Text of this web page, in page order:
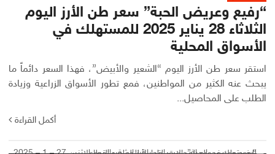
“رفيع وعريض الحبة” سعر طن الأرز اليوم
الثلاثاء 28 يناير 2025 للمستهلك في
الأسواق المحلية
استقر سعر طن الأرز اليوم “الشعير والأبيض”، فهذا السعر دائماً ما
يبحث عنه الكثير من المواطنين، فمع تطور الأسواق الزراعية وزيادة
الطلب على المحاصيل...
أكمل القراءة